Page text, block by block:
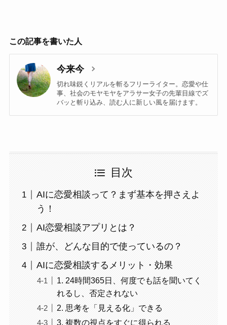
この記事を書いた人
今来今
切れ味鋭くリアルを斬るフリーライター。恋愛や仕
事、社会のモヤモヤをアラサー女子の先輩目線でズ
バッと斬り込み、読む人に新しい風を届けます。
目次
AIに恋愛相談って？まず基本を押さえよ
う！
AI恋愛相談アプリとは？
誰が、どんな目的で使っているの？
AIに恋愛相談するメリット・効果
1. 24時間365日、何度でも話を聞いてく
れるし、否定されない
2. 思考を「見える化」できる
3. 複数の視点をすぐに得られる